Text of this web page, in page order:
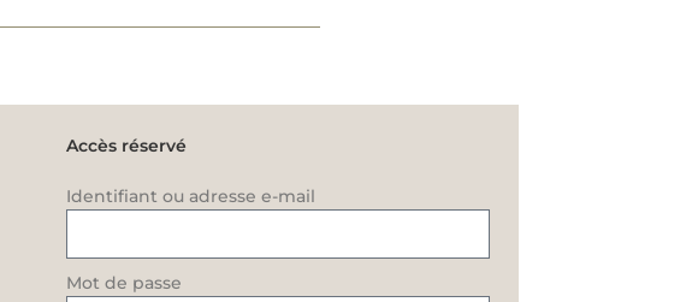
Accès réservé
Identifiant ou adresse e-mail
Mot de passe